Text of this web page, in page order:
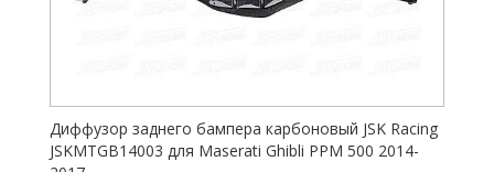
Диффузор заднего бампера карбоновый JSK Racing
JSKMTGB14003 для Maserati Ghibli PPM 500 2014-